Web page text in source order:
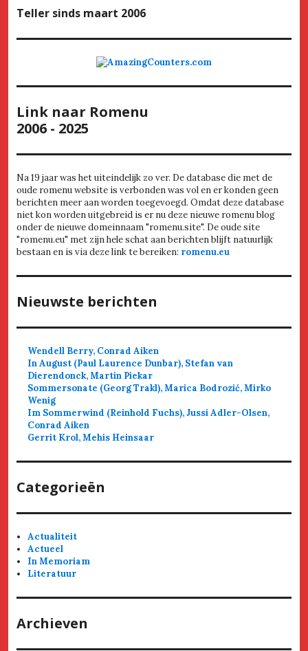
Teller sinds maart 2006
Link naar Romenu
2006 - 2025
Na 19 jaar was het uiteindelijk zo ver. De database die met de
oude romenu website is verbonden was vol en er konden geen
berichten meer aan worden toegevoegd. Omdat deze database
niet kon worden uitgebreid is er nu deze nieuwe romenu blog
onder de nieuwe domeinnaam "romenu.site". De oude site
"romenu.eu" met zijn hele schat aan berichten blijft natuurlijk
bestaan en is via deze link te bereiken: romenu.eu
Nieuwste berichten
Wendell Berry, Conrad Aiken
In August (Paul Laurence Dunbar), Stefan van
Dierendonck, Martin Piekar
Sommersonate (Georg Trakl), Marica Bodrozić, Mirko
Wenig
Im Sommerwind (Reinhold Fuchs), Jussi Adler-Olsen,
Conrad Aiken
Gerrit Krol, Mehis Heinsaar
Categorieën
Actualiteit
Actueel
In Memoriam
Literatuur
Archieven